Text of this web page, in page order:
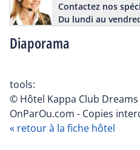
Diaporama
Contactez nos
Du lundi au
tools:
© Hôtel Kappa Club
OnParOu.com - Copies
« retour à la fiche hôtel